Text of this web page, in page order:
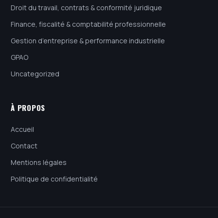
Droit du travail, contrats & conformité juridique
Finance, fiscalité & comptabilité professionnelle
Gestion d’entreprise & performance industrielle
GPAO
Uncategorized
À PROPOS
Accueil
Contact
Mentions légales
Politique de confidentialité